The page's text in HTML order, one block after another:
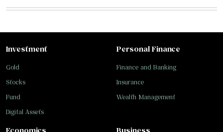
Investment
Gold
Stocks
Fund
Digital Assets
Personal Finance
Finance and Banking
Insurance
Wealth Management
Business
Economics